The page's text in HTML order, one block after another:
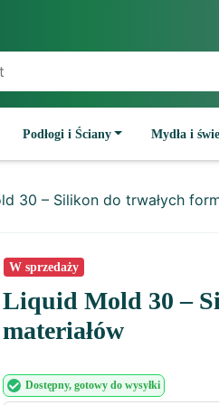
Podłogi i Ściany Mydła i
30 – Silikon do trwałych
W sprzedaży
Liquid Mold 30 –
materiałów
Dostępny, gotowy do wysyłki